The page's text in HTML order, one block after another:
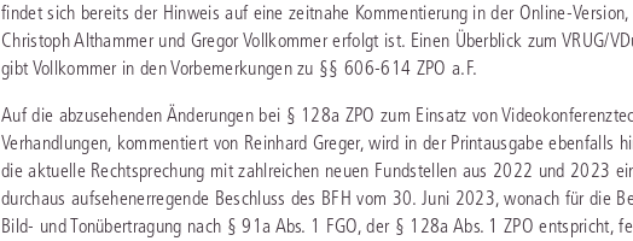
findet sich bereits der Hinweis auf eine zeitnahe Kommentierung in der Online-
Christoph Althammer und Gregor Vollkommer erfolgt ist. Einen Überblick zum VRUG/
gibt Vollkommer in den Vorbemerkungen zu §§ 606-614 ZPO a.F.
Auf die abzusehenden Änderungen bei § 128a ZPO zum Einsatz von
Verhandlungen, kommentiert von Reinhard Greger, wird in der Printausgabe ebenfalls
die aktuelle Rechtsprechung mit zahlreichen neuen Fundstellen aus 2022 und 2023
durchaus aufsehenerregende Beschluss des BFH vom 30. Juni 2023, wonach für die
Bild- und Tonübertragung nach § 91a Abs. 1 FGO, der § 128a Abs. 1 ZPO entspricht,